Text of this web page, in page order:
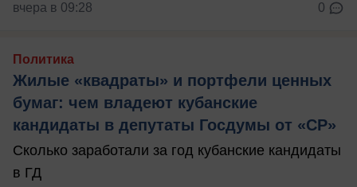
вчера в 09:28 0
Политика
Жилые «квадраты» и портфели ценных
бумаг: чем владеют кубанские
кандидаты в депутаты Госдумы от «СР»
Сколько заработали за год кубанские кандидаты
в ГД